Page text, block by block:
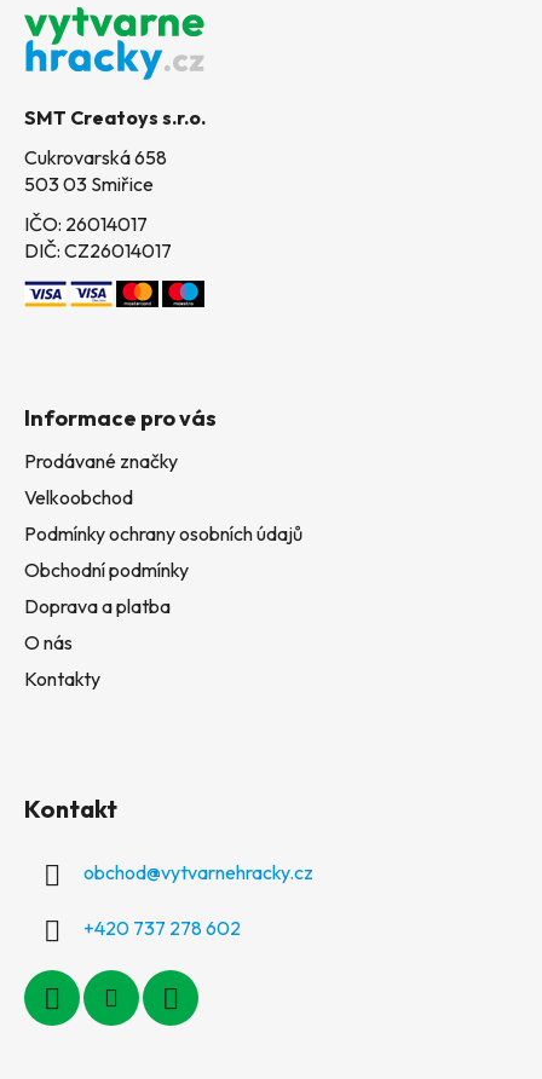
SMT Creatoys s.r.o.
Cukrovarská 658
503 03 Smiřice
IČO: 26014017
DIČ: CZ26014017
Informace pro vás
Prodávané značky
Velkoobchod
Podmínky ochrany osobních údajů
Obchodní podmínky
Doprava a platba
O nás
Kontakty
Kontakt
obchod@vytvarnehracky.cz
+420 737 278 602